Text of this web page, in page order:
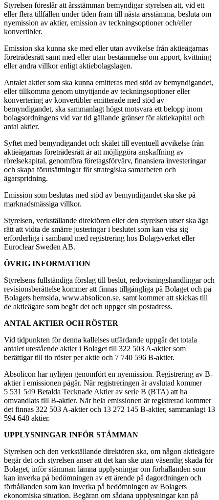
Styrelsen föreslår att årsstämman bemyndigar styrelsen att, vid ett
eller flera tillfällen under tiden fram till nästa årsstämma, besluta om
nyemission av aktier, emission av teckningsoptioner och/eller
konvertibler.
Emission ska kunna ske med eller utan avvikelse från aktieägarnas
företrädesrätt samt med eller utan bestämmelse om apport, kvittning
eller andra villkor enligt aktiebolagslagen.
Antalet aktier som ska kunna emitteras med stöd av bemyndigandet,
eller tillkomma genom utnyttjande av teckningsoptioner eller
konvertering av konvertibler emitterade med stöd av
bemyndigandet, ska sammanlagt högst motsvara ett belopp inom
bolagsordningens vid var tid gällande gränser för aktiekapital och
antal aktier.
Syftet med bemyndigandet och skälet till eventuell avvikelse från
aktieägarnas företrädesrätt är att möjliggöra anskaffning av
rörelsekapital, genomföra företagsförvärv, finansiera investeringar
och skapa förutsättningar för strategiska samarbeten och
ägarspridning.
Emission som beslutas med stöd av bemyndigandet ska ske på
marknadsmässiga villkor.
Styrelsen, verkställande direktören eller den styrelsen utser ska äga
rätt att vidta de smärre justeringar i beslutet som kan visa sig
erforderliga i samband med registrering hos Bolagsverket eller
Euroclear Sweden AB.
ÖVRIG INFORMATION
Styrelsens fullständiga förslag till beslut, redovisningshandlingar och
revisionsberättelse kommer att finnas tillgängliga på Bolaget och på
Bolagets hemsida, www.absolicon.se, samt kommer att skickas till
de aktieägare som begär det och uppger sin postadress.
ANTAL AKTIER OCH RÖSTER
Vid tidpunkten för denna kallelses utfärdande uppgår det totala
antalet utestående aktier i Bolaget till 322 503 A-aktier som
berättigar till tio röster per aktie och 7 740 596 B-aktier.
Absolicon har nyligen genomfört en nyemission. Registrering av B-
aktier i emissionen pågår. När registreringen är avslutad kommer
5 531 549 Betalda Tecknade Aktier av serie B (BTA) att ha
omvandlats till B-aktier. När hela emissionen är registrerad kommer
det finnas 322 503 A-aktier och 13 272 145 B-aktier, sammanlagt 13
594 648 aktier.
UPPLYSNINGAR INFÖR STÄMMAN
Styrelsen och den verkställande direktören ska, om någon aktieägare
begär det och styrelsen anser att det kan ske utan väsentlig skada för
Bolaget, inför stämman lämna upplysningar om förhållanden som
kan inverka på bedömningen av ett ärende på dagordningen och
förhållanden som kan inverka på bedömningen av Bolagets
ekonomiska situation. Begäran om sådana upplysningar kan på